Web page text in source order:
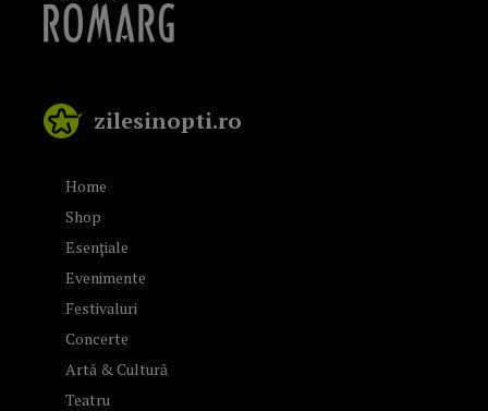
zilesinopti.ro
Home
Shop
Esențiale
Evenimente
Festivaluri
Concerte
Artă & Cultură
Teatru